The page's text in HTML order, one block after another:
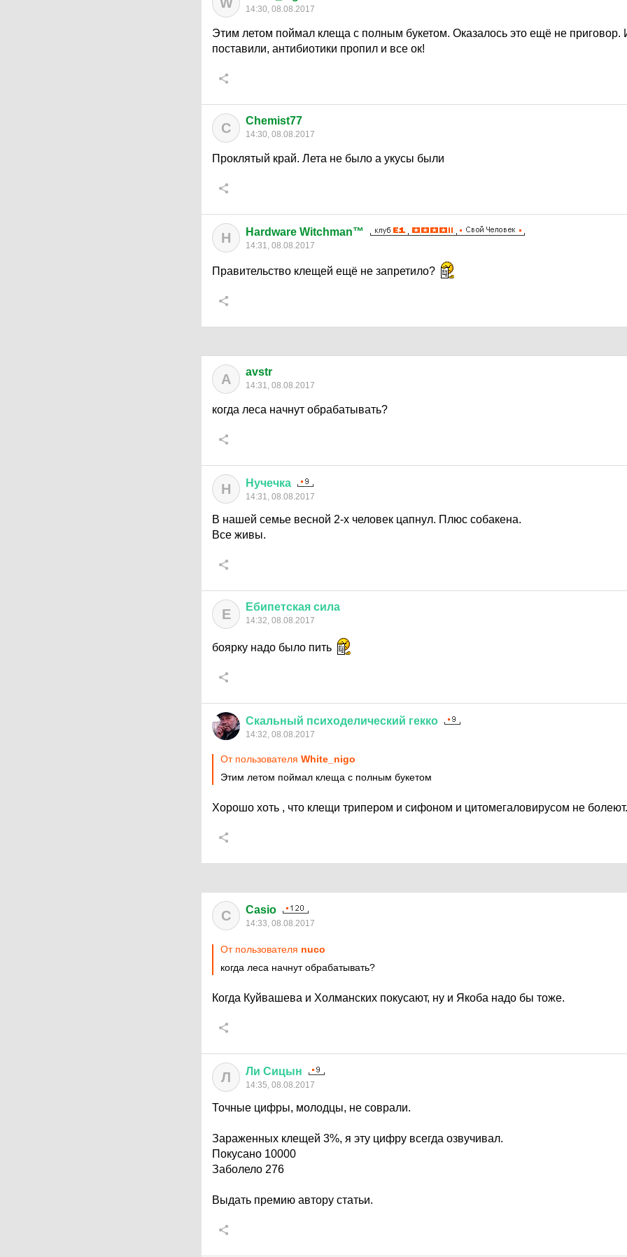
14:30, 08.08.2017
Этим летом поймал клеща с полным букетом. Оказалось это ещё не приговор.
поставили, антибиотики пропил и все ок!
C Chemist77
14:30, 08.08.2017
Проклятый край. Лета не было а укусы были
H Hardware Witchman™
14:31, 08.08.2017
Правительство клещей ещё не запретило?
A avstr
14:31, 08.08.2017
когда леса начнут обрабатывать?
Н Нучечка
14:31, 08.08.2017
В нашей семье весной 2-х человек цапнул. Плюс собакена.
Все живы.
Е Ебипетская сила
14:32, 08.08.2017
боярку надо было пить
Скальный психоделический гекко
14:32, 08.08.2017
От пользователя White_nigo
Этим летом поймал клеща с полным букетом
Хорошо хоть , что клещи трипером и сифоном и цитомегаловирусом не болеют.
C Casio
14:33, 08.08.2017
От пользователя nuco
когда леса начнут обрабатывать?
Когда Куйвашева и Холманских покусают, ну и Якоба надо бы тоже.
Л Ли Сицын
14:35, 08.08.2017
Точные цифры, молодцы, не соврали.
Зараженных клещей 3%, я эту цифру всегда озвучивал.
Покусано 10000
Заболело 276
Выдать премию автору статьи.